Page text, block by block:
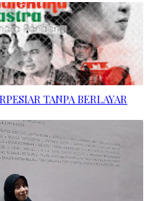
TANPA BERLAYAR